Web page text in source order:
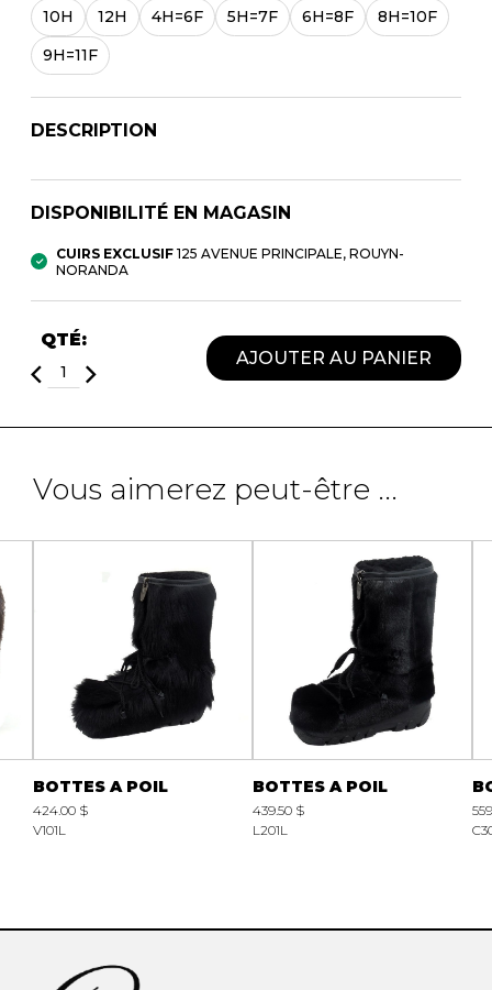
SOULIERS/UNISEXE
SOULIERS DE TRAVAILLES
SOULIERS SPORT
10H 12H 4H=6F 5H=7F 6H=8F
8H=10F
9H=11F
DESCRIPTION
DISPONIBILITÉ EN MAGASIN
CUIRS EXCLUSIF 125 AVENUE PRINCIPALE, ROUYN-
NORANDA
QTÉ:
AJOUTER AU PANIER
Vous aimerez peut-être ...
BOTTES A POIL
424.00 $
V101L
BOTTES A POIL
439.50 $
L201L